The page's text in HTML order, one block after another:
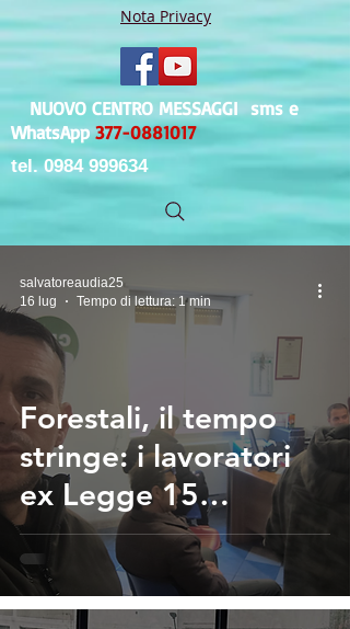
Nota Privacy
NUOVO CENTRO MESSAGGI sms e
WhatsApp377-0881017
tel.0984 999634
Forestali, il tempo
stringe: i lavoratori
ex Legge 15
invocano l'intervento
dei sindacati e del
sindaco Antonio
salvatoreaudia25
16 lug
Tempo di lettura: 1 min